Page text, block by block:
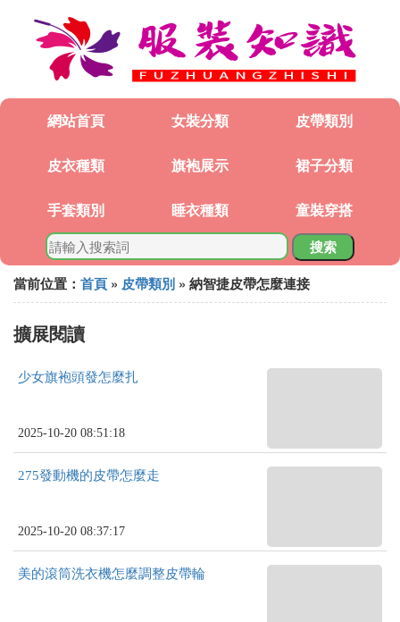
網站首頁 女裝分類 皮帶類別
皮衣種類 旗袍展示 裙子分類
手套類別 睡衣種類 童裝穿搭
搜索
當前位置： 首頁 » 皮帶類別 » 納智捷皮帶怎麼連接
擴展閱讀
少女旗袍頭發怎麼扎
2025-10-20 08:51:18
275發動機的皮帶怎麼走
2025-10-20 08:37:17
美的滾筒洗衣機怎麼調整皮帶輪